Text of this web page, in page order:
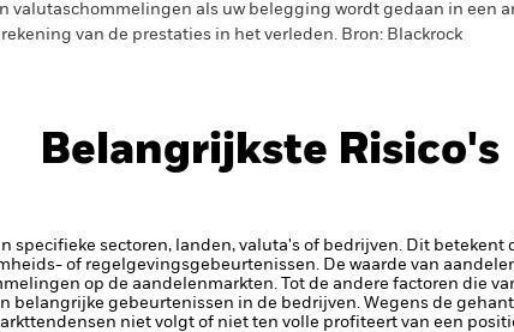
valutaschommelingen als uw belegging wordt gedaan in een
van de prestaties in het verleden. Bron: Blackrock
Belangrijkste Risico's
specifieke sectoren, landen, valuta's of bedrijven. Dit betekent
of regelgevingsgebeurtenissen. De waarde van
op de aandelenmarkten. Tot de andere factoren die
belangrijke gebeurtenissen in de bedrijven. Wegens de
niet volgt of niet ten volle profiteert van een